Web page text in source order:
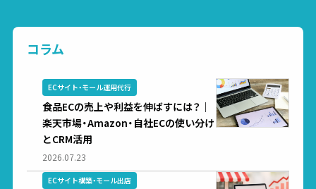
コラム
ECサイト・モール運用代行
食品ECの売上や利益を伸ばすには？｜
楽天市場・Amazon・自社ECの使い分け
とCRM活用
2026.07.23
ECサイト構築・モール出店